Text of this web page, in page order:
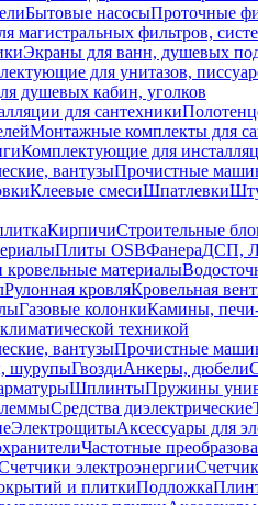
Бытовые насосыПроточные
магистральных фильтров,
Экраны для ванн, душевых
для унитазов,
душевых кабин, уголков
для сантехники
Монтажные комплекты для
Комплектующие для
вантузыПрочистные
Клеевые смесиШпатлевки
КирпичиСтроительные
Плиты OSBФанераДСП,
кровельные материалы
Рулонная кровляКровельная
Газовые колонкиКамины,
техникой
вантузыПрочистные
шурупыГвоздиАнкеры, дюбели
ШплинтыПружины
Средства диэлектрические
ЭлектрощитыАксессуары для
Частотные
электроэнергии
и плиткиПодложка